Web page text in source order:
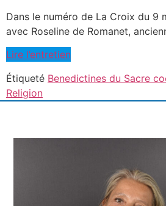
Dans le numéro de La Croix du 9
avec Roseline de Romanet,
Lire l’entretien
Étiqueté Benedictines du Sacre
Religion